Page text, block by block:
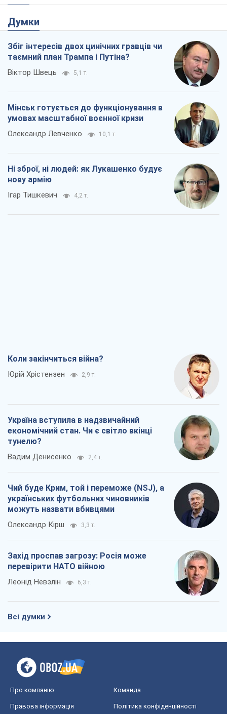
Думки
Збіг інтересів двох цинічних гравців чи
таємний план Трампа і Путіна?
Віктор Швець 5,1 т.
Мінськ готується до функціонування в
умовах масштабної воєнної кризи
Олександр Левченко 10,1 т.
Ні зброї, ні людей: як Лукашенко будує
нову армію
Ігар Тишкевич 4,2 т.
Коли закінчиться війна?
Юрій Хрістензен 2,9 т.
Україна вступила в надзвичайний
економічний стан. Чи є світло вкінці
тунелю?
Вадим Денисенко 2,4 т.
Чий буде Крим, той і переможе (NSJ), а
українських футбольних чиновників
можуть назвати вбивцями
Олександр Кірш 3,3 т.
Захід проспав загрозу: Росія може
перевірити НАТО війною
Леонід Невзлін 6,3 т.
Всі думки
Про компанію Команда
Правова інформація Політика конфіденційності